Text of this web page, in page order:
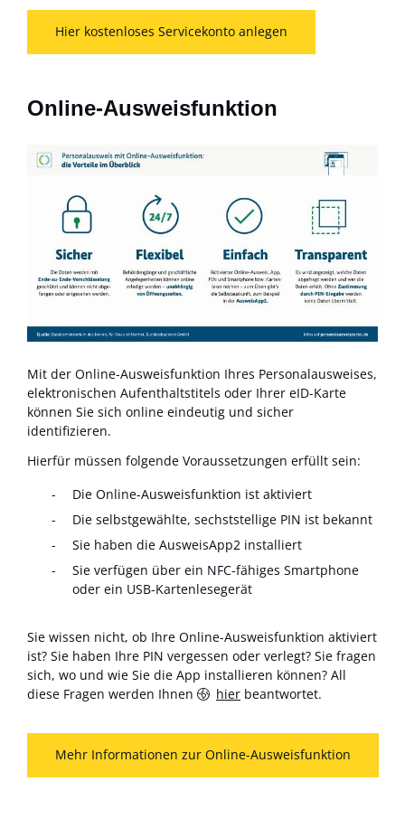
Hier kostenloses Servicekonto anlegen
Online-Ausweisfunktion
Mit der Online-Ausweisfunktion Ihres Personalausweises,
elektronischen Aufenthaltstitels oder Ihrer eID-Karte
können Sie sich online eindeutig und sicher
identifizieren.
Hierfür müssen folgende Voraussetzungen erfüllt sein:
Die Online-Ausweisfunktion ist aktiviert
Die selbstgewählte, sechststellige PIN ist bekannt
Sie haben die AusweisApp2 installiert
Sie verfügen über ein NFC-fähiges Smartphone
oder ein USB-Kartenlesegerät
Sie wissen nicht, ob Ihre Online-Ausweisfunktion aktiviert
ist? Sie haben Ihre PIN vergessen oder verlegt? Sie fragen
sich, wo und wie Sie die App installieren können? All
diese Fragen werden Ihnen
hier beantwortet.
Mehr Informationen zur Online-Ausweisfunktion